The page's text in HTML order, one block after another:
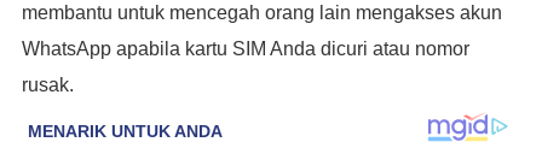
membantu untuk mencegah orang lain mengakses akun
WhatsApp apabila kartu SIM Anda dicuri atau nomor
rusak.